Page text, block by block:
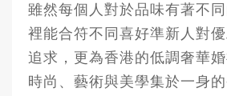
雖然每個人對於品味有著不
裡能合符不同喜好準新人對
追求，更為香港的低調奢華婚
時尚、藝術與美學集於一身